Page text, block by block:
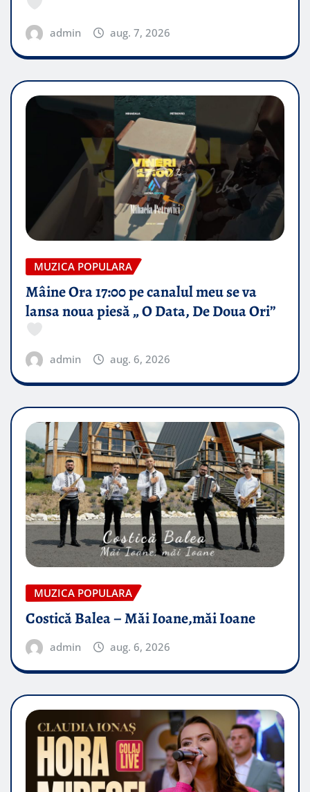
admin aug. 7, 2026
MUZICA POPULARA
Mâine Ora 17:00 pe canalul meu se va
lansa noua piesă „ O Data, De Doua Ori”
admin aug. 6, 2026
MUZICA POPULARA
Costică Balea – Măi Ioane,măi Ioane
admin aug. 6, 2026